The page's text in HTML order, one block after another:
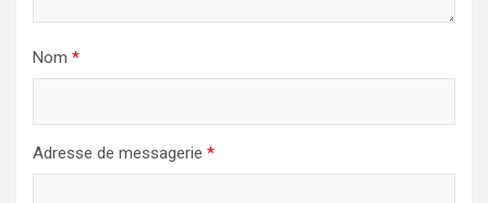
Nom *
Adresse de messagerie *